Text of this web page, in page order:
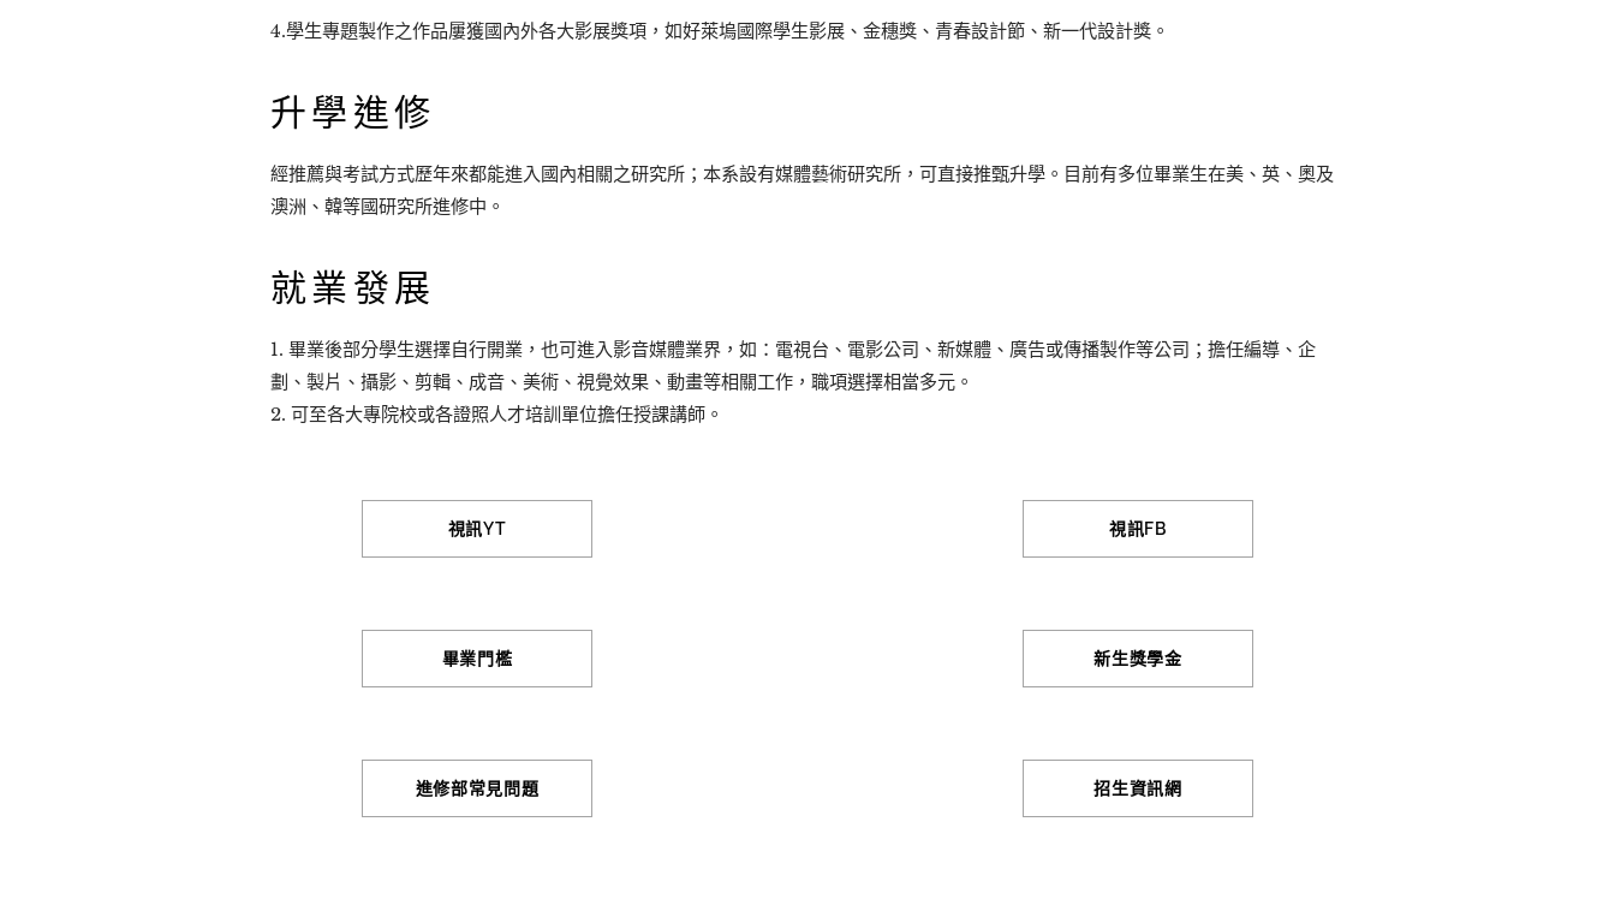
4.學生專題製作之作品屢獲國內外各大影展獎項，如好萊塢國際學生影展、金穗獎、青春設計節、新一代設計獎。
升學進修
經推薦與考試方式歷年來都能進入國內相關之研究所；本系設有媒體藝術研究所，可直接推甄升學。目前有多位畢業生在美、英、奧及
澳洲、韓等國研究所進修中。
就業發展
1. 畢業後部分學生選擇自行開業，也可進入影音媒體業界，如：電視台、電影公司、新媒體、廣告或傳播製作等公司；擔任編導、企
劃、製片、攝影、剪輯、成音、美術、視覺效果、動畫等相關工作，職項選擇相當多元。
2. 可至各大專院校或各證照人才培訓單位擔任授課講師。
視訊YT
畢業門檻
進修部常見問題
視訊FB
新生獎學金
招生資訊網